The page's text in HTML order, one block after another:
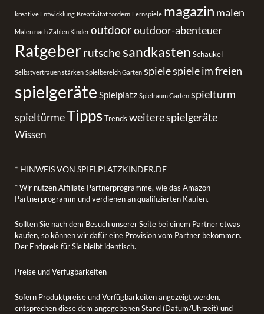
kreative Entwicklung Kreativität fördern Lernspiele magazin malen
Malen nach Zahlen Kinder outdooroutdoor-abenteuer
Ratgeberrutschesandkasten Schaukel
Selbstvertrauen stärken Spielbereich Garten spielespiele im freien
spielgeräte Spielplatz Spielraum Garten spielturm
spieltürmeTippsTrends weitere spielgeräte
Wissen
* HINWEIS VON SPIELPLATZKINDER.DE
* Wir nutzen Affiliate Partnerprogramme, wie das Amazon
Partnerprogramm und verdienen an qualifizierten Käufen.
Sollten Sie nach dem Besuch unserer Seite bei einem Partner etwas
kaufen, so können wir dafür eine Provision vom Partner bekommen.
Der Endpreis für Sie bleibt identisch.
Preise und Verfügbarkeiten
Sofern Produktpreise und Verfügbarkeiten angezeigt werden,
entsprechen diese dem angegebenen Stand (Datum/Uhrzeit) und